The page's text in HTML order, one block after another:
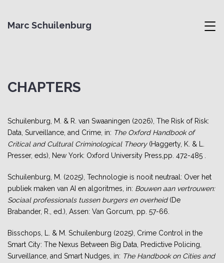
Marc Schuilenburg ,
CHAPTERS
Schuilenburg, M. & R. van Swaaningen (2026), The Risk of Risk:
Data, Surveillance, and Crime, in: The Oxford Handbook of
Critical and Cultural Criminological Theory(Haggerty, K. & L.
Presser, eds), New York: Oxford University Press,pp. 472-485 .
Schuilenburg, M. (2025), Technologie is nooit neutraal: Over het
publiek maken van AI en algoritmes, in: Bouwen aan vertrouwen:
Sociaal professionals tussen burgers en overheid(De
Brabander, R., ed.), Assen: Van Gorcum, pp. 57-66.
Bisschops, L. & M. Schuilenburg (2025), Crime Control in the
Smart City: The Nexus Between Big Data, Predictive Policing,
Surveillance, and Smart Nudges, in: The Handbook on Cities and